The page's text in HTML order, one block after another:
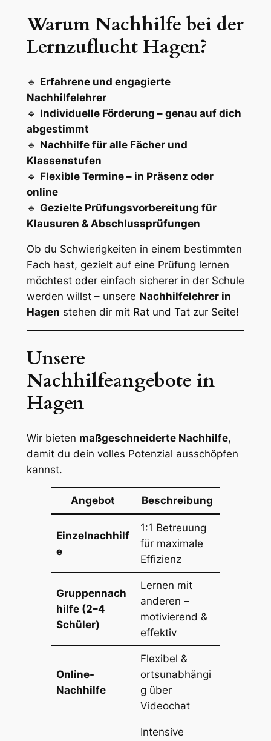
Warum Nachhilfe bei der
Lernzuflucht Hagen?
🔹 Erfahrene und engagierte
Nachhilfelehrer
🔹 Individuelle Förderung – genau auf dich
abgestimmt
🔹 Nachhilfe für alle Fächer und
Klassenstufen
🔹 Flexible Termine – in Präsenz oder
online
🔹 Gezielte Prüfungsvorbereitung für
Klausuren & Abschlussprüfungen
Ob du Schwierigkeiten in einem bestimmten
Fach hast, gezielt auf eine Prüfung lernen
möchtest oder einfach sicherer in der Schule
werden willst – unsere Nachhilfelehrer in
Hagen stehen dir mit Rat und Tat zur Seite!
Unsere
Nachhilfeangebote in
Hagen
Wir bieten maßgeschneiderte Nachhilfe,
damit du dein volles Potenzial ausschöpfen
kannst.
Angebot Beschreibung
Einzelnachhilf
e
1:1 Betreuung
für maximale
Effizienz
Gruppennach
hilfe (2–4
Schüler)
Lernen mit
anderen –
motivierend &
effektiv
Online-
Nachhilfe
Flexibel &
ortsunabhängi
g über
Videochat
Intensive